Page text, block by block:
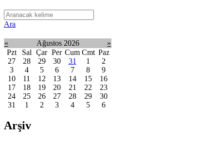
Ara
« Ağustos 2026
»
Pzt
Sal Çar Per Cum Cmt Paz
27
28 29 30 31 1
2
3
4 5 6 7 8
9
10
11 12 13 14 15
16
17
18 19 20 21 22
23
24
25 26 27 28 29
30
31
1 2 3 4 5 6
Arşiv